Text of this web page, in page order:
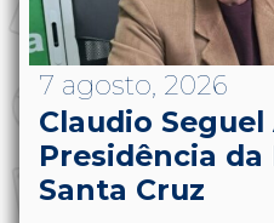
7 agosto, 2026
Claudio Seguel
Presidência
Santa Cruz